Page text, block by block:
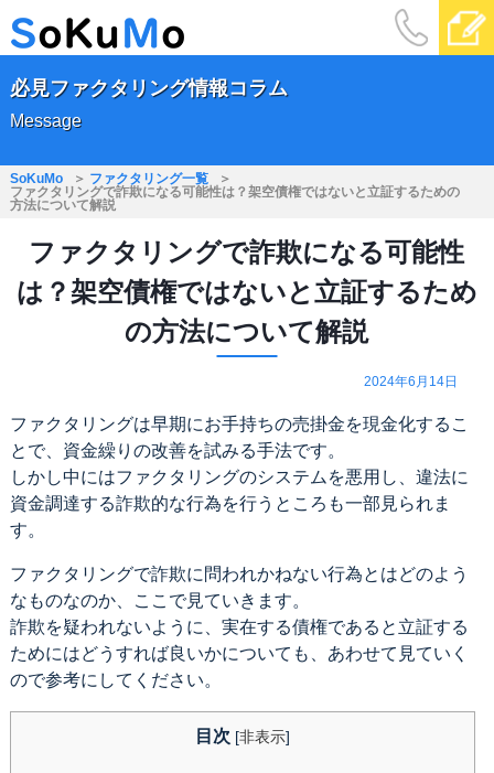
必見ファクタリング情報コラム
Message
SoKuMo
ファクタリング一覧
ファクタリングで詐欺になる可能性は？架空債権ではないと立証するための
方法について解説
ファクタリングで詐欺になる可能性
は？架空債権ではないと立証するため
の方法について解説
2024年6月14日
ファクタリングは早期にお手持ちの売掛金を現金化するこ
とで、資金繰りの改善を試みる手法です。
しかし中にはファクタリングのシステムを悪用し、違法に
資金調達する詐欺的な行為を行うところも一部見られま
す。
ファクタリングで詐欺に問われかねない行為とはどのよう
なものなのか、ここで見ていきます。
詐欺を疑われないように、実在する債権であると立証する
ためにはどうすれば良いかについても、あわせて見ていく
ので参考にしてください。
目次 [非表示]